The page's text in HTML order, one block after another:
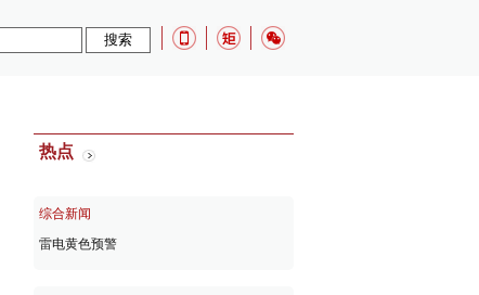
热点
综合新闻
雷电黄色预警